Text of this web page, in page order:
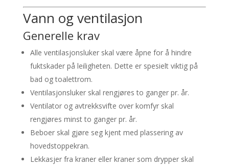
Vann og ventilasjon
Generelle krav
Alle ventilasjonsluker skal være åpne for å hindre
fuktskader på leiligheten. Dette er spesielt viktig på
bad og toalettrom.
Ventilasjonsluker skal rengjøres to ganger pr. år.
Ventilator og avtrekksvifte over komfyr skal
rengjøres minst to ganger pr. år.
Beboer skal gjøre seg kjent med plassering av
hovedstoppekran.
Lekkasjer fra kraner eller kraner som drypper skal